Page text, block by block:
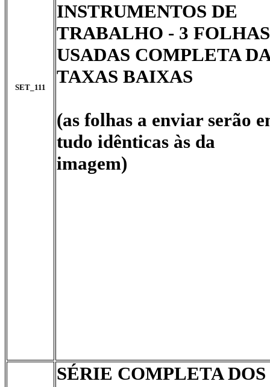
SET_111
INSTRUMENTOS DE
TRABALHO - 3 FOLHAS
USADAS COMPLETA
TAXAS BAIXAS
(as folhas a enviar serão
tudo idênticas às da
imagem)
SÉRIE COMPLETA DOS